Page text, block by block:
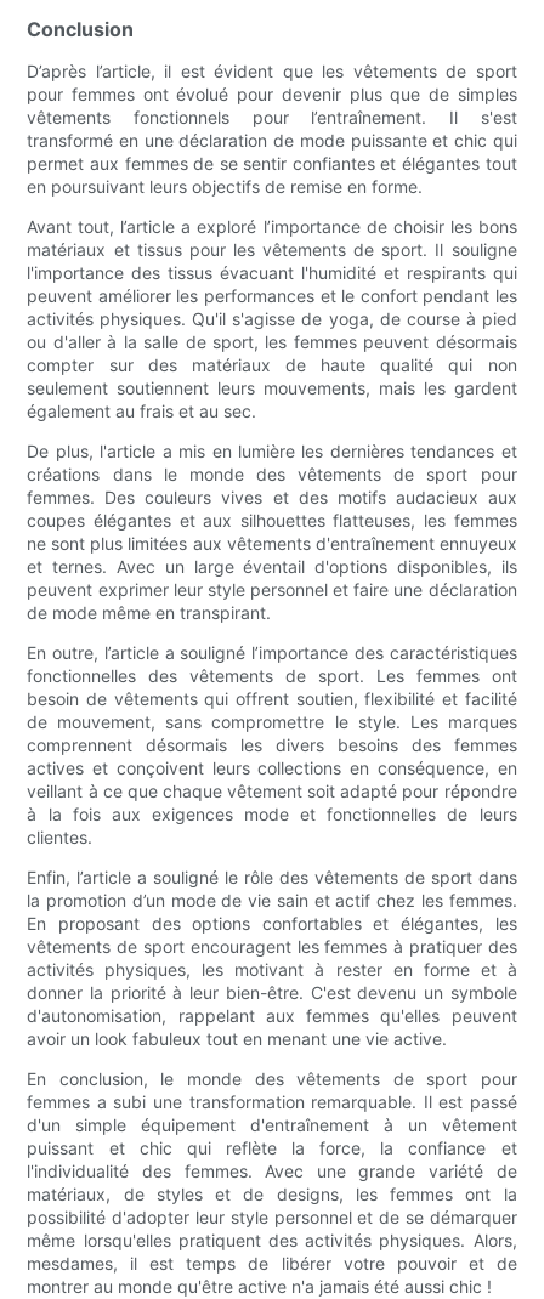
Conclusion
D’après l’article, il est évident que les vêtements de sport
pour femmes ont évolué pour devenir plus que de simples
vêtements fonctionnels pour l’entraînement. Il s'est
transformé en une déclaration de mode puissante et chic qui
permet aux femmes de se sentir confiantes et élégantes tout
en poursuivant leurs objectifs de remise en forme.
Avant tout, l’article a exploré l’importance de choisir les bons
matériaux et tissus pour les vêtements de sport. Il souligne
l'importance des tissus évacuant l'humidité et respirants qui
peuvent améliorer les performances et le confort pendant les
activités physiques. Qu'il s'agisse de yoga, de course à pied
ou d'aller à la salle de sport, les femmes peuvent désormais
compter sur des matériaux de haute qualité qui non
seulement soutiennent leurs mouvements, mais les gardent
également au frais et au sec.
De plus, l'article a mis en lumière les dernières tendances et
créations dans le monde des vêtements de sport pour
femmes. Des couleurs vives et des motifs audacieux aux
coupes élégantes et aux silhouettes flatteuses, les femmes
ne sont plus limitées aux vêtements d'entraînement ennuyeux
et ternes. Avec un large éventail d'options disponibles, ils
peuvent exprimer leur style personnel et faire une déclaration
de mode même en transpirant.
En outre, l’article a souligné l’importance des caractéristiques
fonctionnelles des vêtements de sport. Les femmes ont
besoin de vêtements qui offrent soutien, flexibilité et facilité
de mouvement, sans compromettre le style. Les marques
comprennent désormais les divers besoins des femmes
actives et conçoivent leurs collections en conséquence, en
veillant à ce que chaque vêtement soit adapté pour répondre
à la fois aux exigences mode et fonctionnelles de leurs
clientes.
Enfin, l’article a souligné le rôle des vêtements de sport dans
la promotion d’un mode de vie sain et actif chez les femmes.
En proposant des options confortables et élégantes, les
vêtements de sport encouragent les femmes à pratiquer des
activités physiques, les motivant à rester en forme et à
donner la priorité à leur bien-être. C'est devenu un symbole
d'autonomisation, rappelant aux femmes qu'elles peuvent
avoir un look fabuleux tout en menant une vie active.
En conclusion, le monde des vêtements de sport pour
femmes a subi une transformation remarquable. Il est passé
d'un simple équipement d'entraînement à un vêtement
puissant et chic qui reflète la force, la confiance et
l'individualité des femmes. Avec une grande variété de
matériaux, de styles et de designs, les femmes ont la
possibilité d'adopter leur style personnel et de se démarquer
même lorsqu'elles pratiquent des activités physiques. Alors,
mesdames, il est temps de libérer votre pouvoir et de
montrer au monde qu'être active n'a jamais été aussi chic !